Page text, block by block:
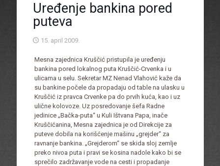
Uređenje bankina pored
puteva
15. april 2009.
Mesna zajednica Kruščić pristupila je uređenju
bankina pored lokalnog puta Kruščić-Crvenka i u
ulicama u selu. Sekretar MZ Nenad Vlahović kaže da
su bankine počele da propadaju od table na ulasku u
Kruščić iz pravca Crvenke pa do prvih kuća, kao i uz
ulične kolovoze. Uz posredovanje šefa Radne
jedinice „Bačka-puta“ u Kuli Ištvana Papa, inače
Kruščićanina, Mesna zajednica je od Direkcije za
puteve dobila na korišćenje mašinu „grejder“ za
ravnanje bankina. „Grejderom“ se skida sloj zemlje
preko nivoa puta i pravi se kosina nadole kako bi se
sprečilo zadržavanje vode na cesti i propadanje